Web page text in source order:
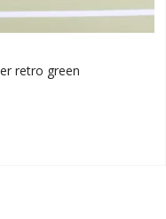
retro green